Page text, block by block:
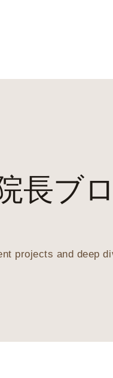
長ブ
projects and deep